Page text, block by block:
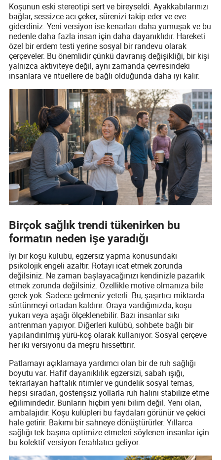
Koşunun eski stereotipi sert ve bireyseldi. Ayakkabılarınızı
bağlar, sessizce acı çeker, sürenizi takip eder ve eve
giderdiniz. Yeni versiyon ise kenarları daha yumuşak ve bu
nedenle daha fazla insan için daha dayanıklıdır. Hareketi
özel bir erdem testi yerine sosyal bir randevu olarak
çerçeveler. Bu önemlidir çünkü davranış değişikliği, bir kişi
yalnızca aktiviteye değil, aynı zamanda çevresindeki
insanlara ve ritüellere de bağlı olduğunda daha iyi kalır.
Birçok sağlık trendi tükenirken bu
formatın neden işe yaradığı
İyi bir koşu kulübü, egzersiz yapma konusundaki
psikolojik engeli azaltır. Rotayı icat etmek zorunda
değilsiniz. Ne zaman başlayacağınızı kendinizle pazarlık
etmek zorunda değilsiniz. Özellikle motive olmanıza bile
gerek yok. Sadece gelmeniz yeterli. Bu, şaşırtıcı miktarda
sürtünmeyi ortadan kaldırır. Oraya vardığınızda, koşu
yukarı veya aşağı ölçeklenebilir. Bazı insanlar sıkı
antrenman yapıyor. Diğerleri kulübü, sohbete bağlı bir
yapılandırılmış yürü-koş olarak kullanıyor. Sosyal çerçeve
her iki versiyonu da meşru hissettirir.
Patlamayı açıklamaya yardımcı olan bir de ruh sağlığı
boyutu var. Hafif dayanıklılık egzersizi, sabah ışığı,
tekrarlayan haftalık ritimler ve gündelik sosyal temas,
hepsi sıradan, gösterişsiz yollarla ruh halini stabilize etme
eğilimindedir. Bunların hiçbiri yeni bilim değil. Yeni olan,
ambalajıdır. Koşu kulüpleri bu faydaları görünür ve çekici
hale getirir. Bakımı bir sahneye dönüştürürler. Yıllarca
sağlığı tek başına optimize etmeleri söylenen insanlar için
bu kolektif versiyon ferahlatıcı geliyor.